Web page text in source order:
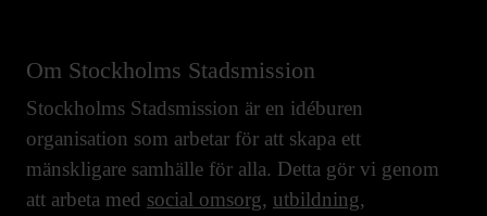
Om Stockholms Stadsmission
Stockholms Stadsmission är en idéburen
organisation som arbetar för att skapa ett
mänskligare samhälle för alla. Detta gör vi genom
att arbeta med social omsorg, utbildning,